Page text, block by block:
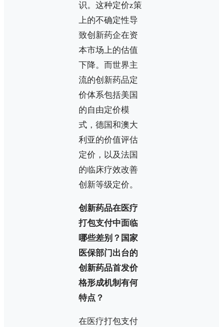
识。这种定价z策
上的不确定性导
致创新药企在资
本市场上的估值
下降。而世界主
流的创新药品定
价体系包括美国
的自由定价模
式，德国和澳大
利亚的价值评估
定价，以及法国
的临床疗效改善
创新等级定价。
创新药品在医疗
打包支付中面临
哪些差别？国家
医保部门出台的
创新药品首发价
格形成机制有何
特点？
在医疗打包支付